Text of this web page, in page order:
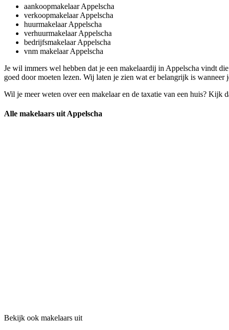
aankoopmakelaar Appelscha
verkoopmakelaar Appelscha
huurmakelaar Appelscha
verhuurmakelaar Appelscha
bedrijfsmakelaar Appelscha
vnm makelaar Appelscha
Je wil immers wel hebben dat je een makelaardij in Appelscha vindt
goed door moeten lezen. Wij laten je zien wat er belangrijk is wanneer
Wil je meer weten over een makelaar en de taxatie van een huis? Kijk
Alle makelaars uit Appelscha
Bekijk ook makelaars uit